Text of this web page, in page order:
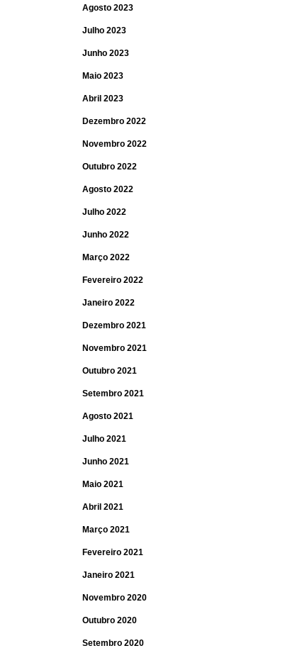
Agosto 2023
Julho 2023
Junho 2023
Maio 2023
Abril 2023
Dezembro 2022
Novembro 2022
Outubro 2022
Agosto 2022
Julho 2022
Junho 2022
Março 2022
Fevereiro 2022
Janeiro 2022
Dezembro 2021
Novembro 2021
Outubro 2021
Setembro 2021
Agosto 2021
Julho 2021
Junho 2021
Maio 2021
Abril 2021
Março 2021
Fevereiro 2021
Janeiro 2021
Novembro 2020
Outubro 2020
Setembro 2020